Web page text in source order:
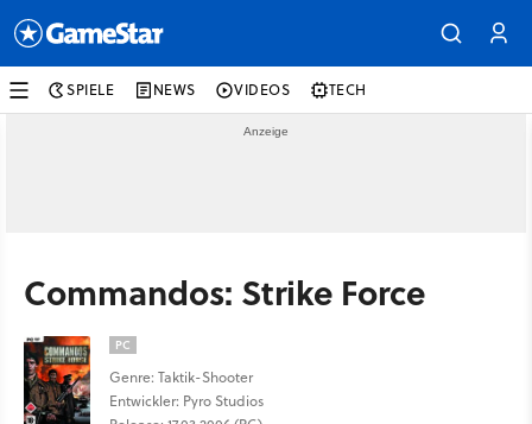
SPIELE NEWS VIDEOS TECH
Commandos: Strike Force
PC
Genre: Taktik-Shooter
Entwickler: Pyro Studios